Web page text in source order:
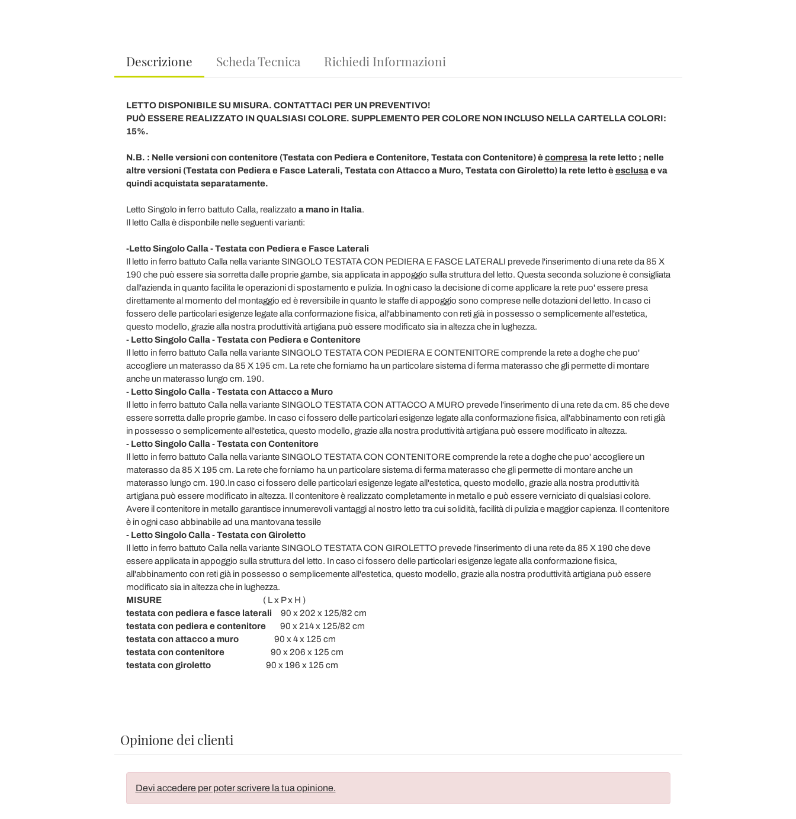
Descrizione Scheda Tecnica Richiedi Informazioni
LETTO DISPONIBILE SU MISURA. CONTATTACI PER UN PREVENTIVO!
PUÒ ESSERE REALIZZATO IN QUALSIASI COLORE. SUPPLEMENTO PER COLORE NON INCLUSO NELLA CARTELLA COLORI:
15%.
N.B. : Nelle versioni con contenitore (Testata con Pediera e Contenitore, Testata con Contenitore) ècompresala rete letto ; nelle
altre versioni (Testata con Pediera e Fasce Laterali, Testata con Attacco a Muro, Testata con Giroletto) la rete letto èesclusae va
quindi acquistata separatamente.
Letto Singolo in ferro battuto Calla, realizzato a mano in Italia.
Il letto Calla è disponbile nelle seguenti varianti:
-Letto Singolo Calla - Testata con Pediera e Fasce Laterali
Il letto in ferro battuto Calla nella variante SINGOLO TESTATA CON PEDIERA E FASCE LATERALI prevede l'inserimento di una rete da 85 X
190 che può essere sia sorretta dalle proprie gambe, sia applicata in appoggio sulla struttura del letto. Questa seconda soluzione è consigliata
dall'azienda in quanto facilita le operazioni di spostamento e pulizia. In ogni caso la decisione di come applicare la rete puo' essere presa
direttamente al momento del montaggio ed è reversibile in quanto le staffe di appoggio sono comprese nelle dotazioni del letto. In caso ci
fossero delle particolari esigenze legate alla conformazione fisica, all'abbinamento con reti già in possesso o semplicemente all'estetica,
questo modello, grazie alla nostra produttività artigiana può essere modificato sia in altezza che in lughezza.
- Letto Singolo Calla - Testata con Pediera e Contenitore
Il letto in ferro battuto Calla nella variante SINGOLO TESTATA CON PEDIERA E CONTENITORE comprende la rete a doghe che puo'
accogliere un materasso da 85 X 195 cm. La rete che forniamo ha un particolare sistema di ferma materasso che gli permette di montare
anche un materasso lungo cm. 190.
- Letto Singolo Calla - Testata con Attacco a Muro
Il letto in ferro battuto Calla nella variante SINGOLO TESTATA CON ATTACCO A MURO prevede l'inserimento di una rete da cm. 85 che deve
essere sorretta dalle proprie gambe. In caso ci fossero delle particolari esigenze legate alla conformazione fisica, all'abbinamento con reti già
in possesso o semplicemente all'estetica, questo modello, grazie alla nostra produttività artigiana può essere modificato in altezza.
- Letto Singolo Calla - Testata con Contenitore
Il letto in ferro battuto Calla nella variante SINGOLO TESTATA CON CONTENITORE comprende la rete a doghe che puo' accogliere un
materasso da 85 X 195 cm. La rete che forniamo ha un particolare sistema di ferma materasso che gli permette di montare anche un
materasso lungo cm. 190.In caso ci fossero delle particolari esigenze legate all'estetica, questo modello, grazie alla nostra produttività
artigiana può essere modificato in altezza. Il contenitore è realizzato completamente in metallo e può essere verniciato di qualsiasi colore.
Avere il contenitore in metallo garantisce innumerevoli vantaggi al nostro letto tra cui solidità, facilità di pulizia e maggior capienza. Il contenitore
è in ogni caso abbinabile ad una mantovana tessile
- Letto Singolo Calla - Testata con Giroletto
Il letto in ferro battuto Calla nella variante SINGOLO TESTATA CON GIROLETTO prevede l'inserimento di una rete da 85 X 190 che deve
essere applicata in appoggio sulla struttura del letto. In caso ci fossero delle particolari esigenze legate alla conformazione fisica,
all'abbinamento con reti già in possesso o semplicemente all'estetica, questo modello, grazie alla nostra produttività artigiana può essere
modificato sia in altezza che in lughezza.
MISURE( L x P x H )
testata con pediera e fasce laterali
90 x 202 x 125/82 cm
testata con pediera e contenitore
90 x 214 x 125/82 cm
testata con attacco a muro
90 x 4 x 125 cm
testata con contenitore
90 x 206 x 125 cm
testata con giroletto
90 x 196 x 125 cm
Opinione dei clienti
Devi accedere per poter scrivere la tua opinione.